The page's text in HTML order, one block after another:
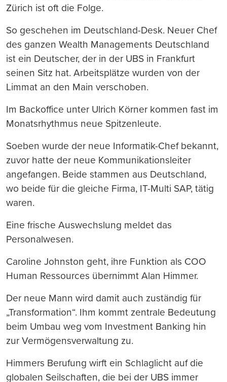
Zürich ist oft die Folge.
So geschehen im Deutschland-Desk. Neuer Chef
des ganzen Wealth Managements Deutschland
ist ein Deutscher, der in der UBS in Frankfurt
seinen Sitz hat. Arbeitsplätze wurden von der
Limmat an den Main verschoben.
Im Backoffice unter Ulrich Körner kommen fast im
Monatsrhythmus neue Spitzenleute.
Soeben wurde der neue Informatik-Chef bekannt,
zuvor hatte der neue Kommunikationsleiter
angefangen. Beide stammen aus Deutschland,
wo beide für die gleiche Firma, IT-Multi SAP, tätig
waren.
Eine frische Auswechslung meldet das
Personalwesen.
Caroline Johnston geht, ihre Funktion als COO
Human Ressources übernimmt Alan Himmer.
Der neue Mann wird damit auch zuständig für
„Transformation“. Ihm kommt zentrale Bedeutung
beim Umbau weg vom Investment Banking hin
zur Vermögensverwaltung zu.
Himmers Berufung wirft ein Schlaglicht auf die
globalen Seilschaften, die bei der UBS immer